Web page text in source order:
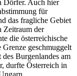
Dörfer. Auch hier
für
das fragliche Gebiet
Zeitraum der
die österreichische
geschmuggelt
Burgenlandes am
durfte Österreich in